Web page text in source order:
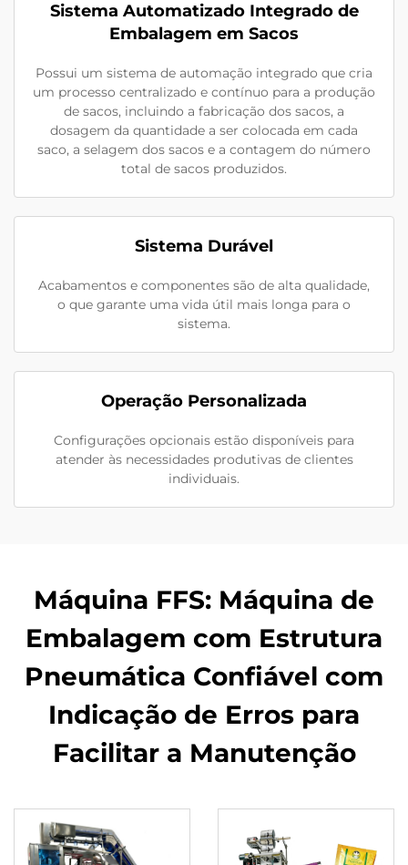
Sistema Automatizado Integrado de
Embalagem em Sacos
Possui um sistema de automação integrado que cria
um processo centralizado e contínuo para a produção
de sacos, incluindo a fabricação dos sacos, a
dosagem da quantidade a ser colocada em cada
saco, a selagem dos sacos e a contagem do número
total de sacos produzidos.
Sistema Durável
Acabamentos e componentes são de alta qualidade,
o que garante uma vida útil mais longa para o
sistema.
Operação Personalizada
Configurações opcionais estão disponíveis para
atender às necessidades produtivas de clientes
individuais.
Máquina FFS: Máquina de
Embalagem com Estrutura
Pneumática Confiável com
Indicação de Erros para
Facilitar a Manutenção